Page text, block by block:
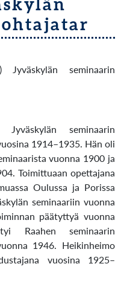
Jyväskylän seminaarin
seminaarin
1914–1935. Hän oli
vuonna 1900 ja
Toimittuaan opettajana
Oulussa ja Porissa
seminaariin vuonna
päätyttyä vuonna
Raahen seminaarin
1946. Heikinheimo
vuosina 1925–